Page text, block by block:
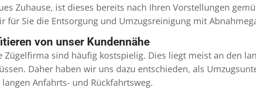
Zuhause, ist dieses bereits nach Ihren Vorstellungen
für Sie die Entsorgung und Umzugsreinigung mit
von unser Kundennähe
Zügelfirma sind häufig kostspielig. Dies liegt meist an den
Daher haben wir uns dazu entschieden, als
Anfahrts- und Rückfahrtsweg.